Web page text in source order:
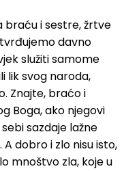
braću i sestre, žrtve
davno
služiti samome
lik svog naroda,
Znajte, braćo i
Boga, ako njegovi
sazdaje lažne
dobro i zlo nisu isto,
mnoštvo zla, koje u